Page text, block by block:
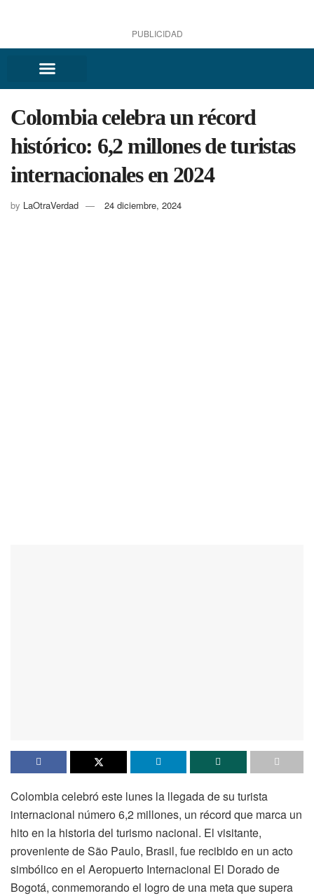
PUBLICIDAD
Colombia celebra un récord
histórico: 6,2 millones de turistas
internacionales en 2024
by LaOtraVerdad 24 diciembre, 2024
Colombia celebró este lunes la llegada de su turista
internacional número 6,2 millones, un récord que marca un
hito en la historia del turismo nacional. El visitante,
proveniente de São Paulo, Brasil, fue recibido en un acto
simbólico en el Aeropuerto Internacional El Dorado de
Bogotá, conmemorando el logro de una meta que supera